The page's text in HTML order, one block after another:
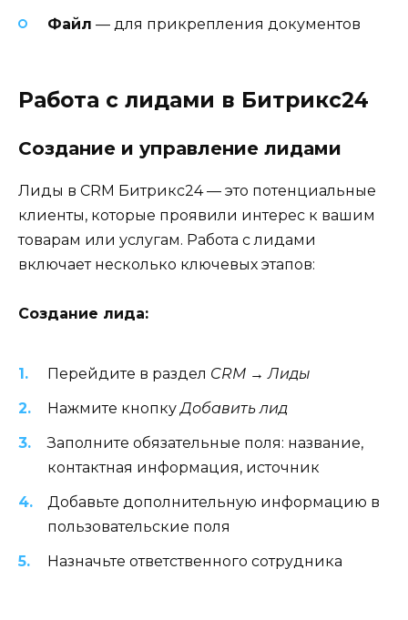
Файл — для прикрепления документов
Работа с лидами в Битрикс24
Создание и управление лидами
Лиды в CRM Битрикс24 — это потенциальные
клиенты, которые проявили интерес к вашим
товарам или услугам. Работа с лидами
включает несколько ключевых этапов:
Создание лида:
Перейдите в раздел CRM → Лиды
Нажмите кнопкуДобавить лид
Заполните обязательные поля: название,
контактная информация, источник
Добавьте дополнительную информацию в
пользовательские поля
Назначьте ответственного сотрудника